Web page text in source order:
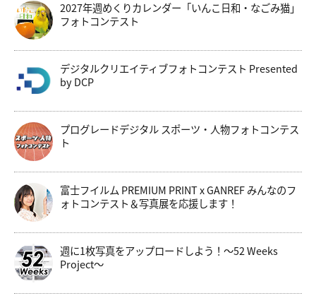
2027年週めくりカレンダー「いんこ日和・なごみ猫」
フォトコンテスト
デジタルクリエイティブフォトコンテスト Presented
by DCP
プログレードデジタル スポーツ・人物フォトコンテス
ト
富士フイルム PREMIUM PRINT x GANREF みんなのフ
ォトコンテスト＆写真展を応援します！
週に1枚写真をアップロードしよう！～52 Weeks
Project～